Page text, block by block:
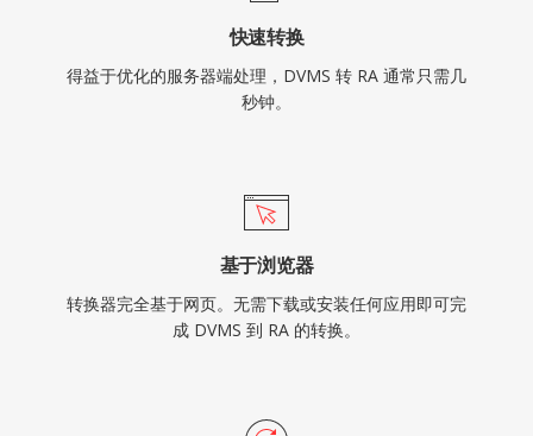
快速转换
得益于优化的服务器端处理，DVMS 转 RA 通常只需几
秒钟。
基于浏览器
转换器完全基于网页。无需下载或安装任何应用即可完
成 DVMS 到 RA 的转换。